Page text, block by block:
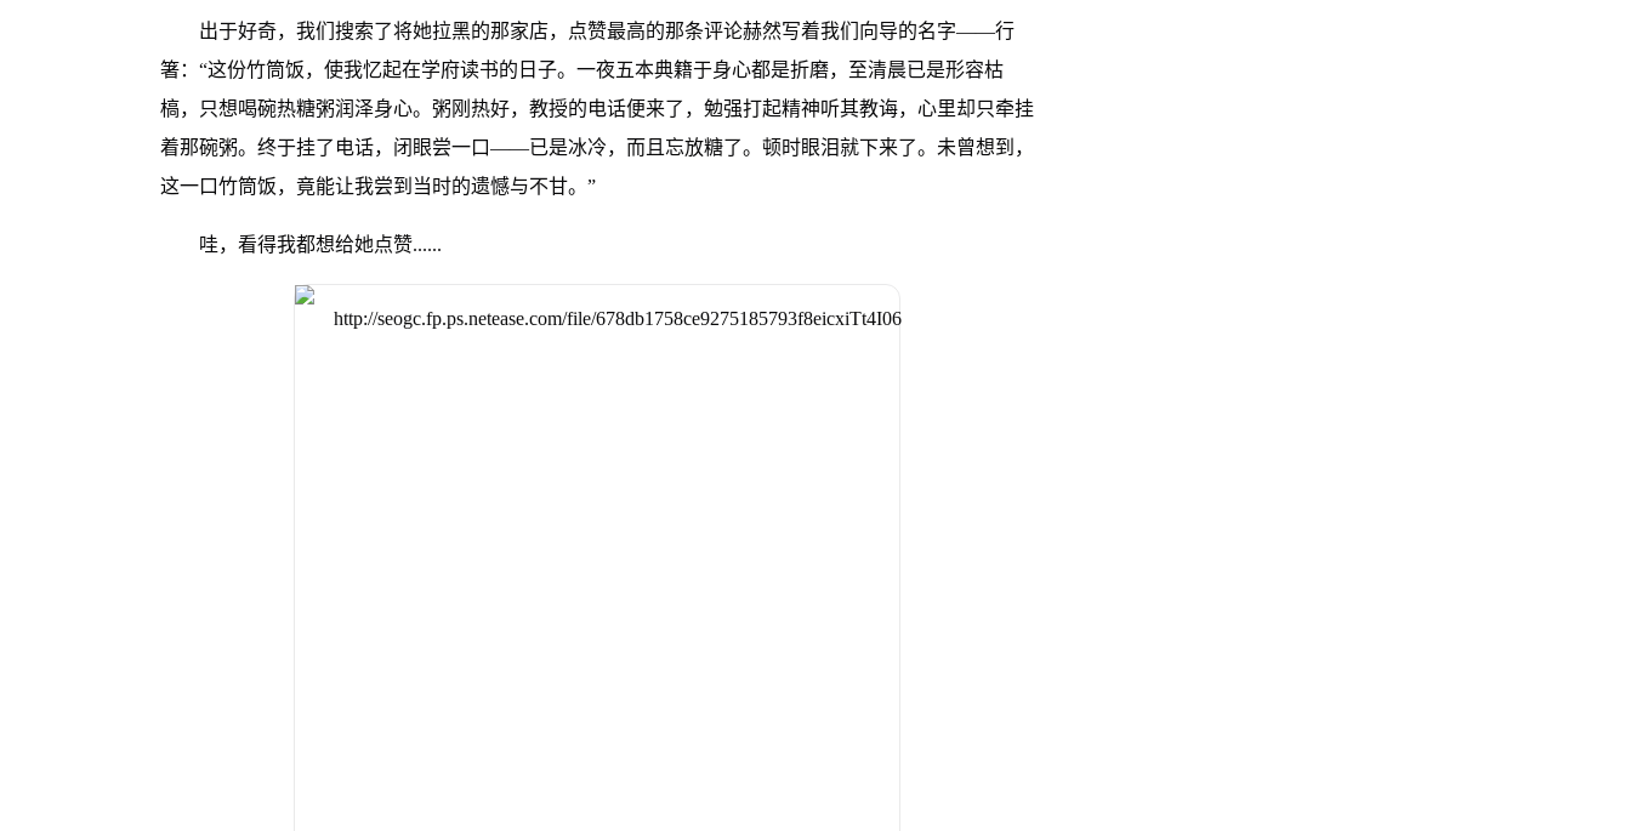
出于好奇，我们搜索了将她拉黑的那家店，点赞最高的那条评论赫然写着我们向导的名字——行
箸：“这份竹筒饭，使我忆起在学府读书的日子。一夜五本典籍于身心都是折磨，至清晨已是形容枯
槁，只想喝碗热糖粥润泽身心。粥刚热好，教授的电话便来了，勉强打起精神听其教诲，心里却只牵挂
着那碗粥。终于挂了电话，闭眼尝一口——已是冰冷，而且忘放糖了。顿时眼泪就下来了。未曾想到，
这一口竹筒饭，竟能让我尝到当时的遗憾与不甘。”
哇，看得我都想给她点赞......